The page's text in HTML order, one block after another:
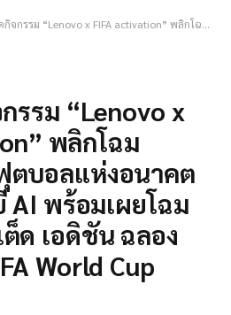
activation” พลิกโฉมประสบการณ์ฟุตบอลแห่งอนาคตด้วยเทคโนโลยี AI พร้อมเผยโฉมผลิตภัณฑ์ ลิมิเต็ด เอดิชัน ฉลองการแข่งขัน FIFA World Cup 2026™
รรม “Lenovo x
พลิกโฉม
บอลแห่งอนาคต
AI พร้อมเผยโฉม
ด เอดิชัน ฉลอง
World Cup